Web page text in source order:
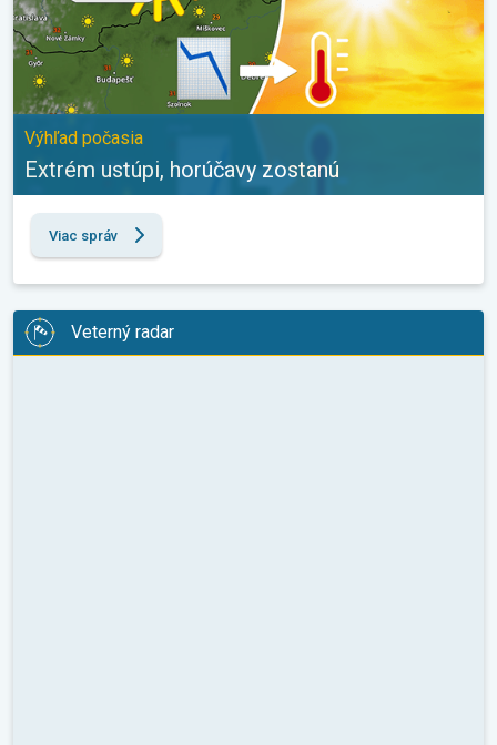
Výhľad počasia
Extrém ustúpi, horúčavy zostanú
Viac správ
Veterný radar